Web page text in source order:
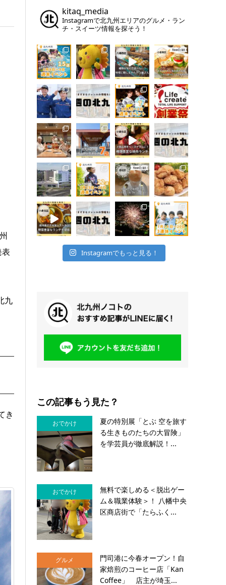
九
き
kitaq_media
Instagramで北九州エリアのグルメ・ラン
チ・スイーツ情報を探そう！
Instagramでもっと見る！
この記事もう見た？
おでかけ
夏の特別展「とぶ 空を旅す
る生きものたちの大冒険」
を学芸員が徹底解説！...
おでかけ
無料で楽しめる＜脱出ゲー
ム＆職業体験＞！ 八幡中央
区商店街で「たらふく...
グルメ
門司港に今春オープン！自
家焙煎のコーヒー店「Kan
Coffee」 店主が埼玉...